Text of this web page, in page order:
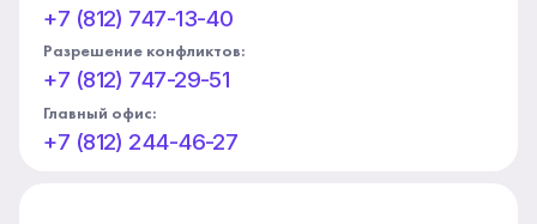
+7 (812) 747-13-40
Разрешение конфликтов:
+7 (812) 747-29-51
Главный офис:
+7 (812) 244-46-27